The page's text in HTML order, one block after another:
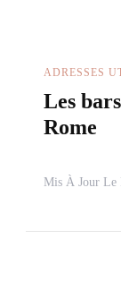
ADRESSES
Les
Rome
Mis À Jour Le